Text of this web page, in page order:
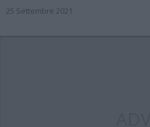
25 Settembre 2021